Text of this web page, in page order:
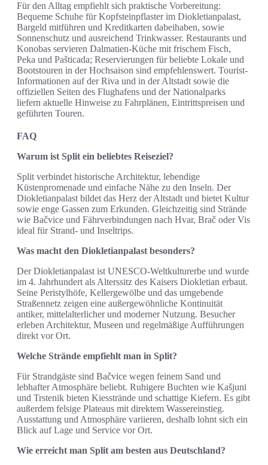
Für den Alltag empfiehlt sich praktische Vorbereitung:
Bequeme Schuhe für Kopfsteinpflaster im Diokletianpalast,
Bargeld mitführen und Kreditkarten dabeihaben, sowie
Sonnenschutz und ausreichend Trinkwasser. Restaurants und
Konobas servieren Dalmatien‑Küche mit frischem Fisch,
Peka und Pašticada; Reservierungen für beliebte Lokale und
Bootstouren in der Hochsaison sind empfehlenswert. Tourist-
Informationen auf der Riva und in der Altstadt sowie die
offiziellen Seiten des Flughafens und der Nationalparks
liefern aktuelle Hinweise zu Fahrplänen, Eintrittspreisen und
geführten Touren.
FAQ
Warum ist Split ein beliebtes Reiseziel?
Split verbindet historische Architektur, lebendige
Küstenpromenade und einfache Nähe zu den Inseln. Der
Diokletianpalast bildet das Herz der Altstadt und bietet Kultur
sowie enge Gassen zum Erkunden. Gleichzeitig sind Strände
wie Bačvice und Fährverbindungen nach Hvar, Brač oder Vis
ideal für Strand- und Inseltrips.
Was macht den Diokletianpalast besonders?
Der Diokletianpalast ist UNESCO-Weltkulturerbe und wurde
im 4. Jahrhundert als Alterssitz des Kaisers Diokletian erbaut.
Seine Peristylhöfe, Kellergewölbe und das umgebende
Straßennetz zeigen eine außergewöhnliche Kontinuität
antiker, mittelalterlicher und moderner Nutzung. Besucher
erleben Architektur, Museen und regelmäßige Aufführungen
direkt vor Ort.
Welche Strände empfiehlt man in Split?
Für Strandgäste sind Bačvice wegen feinem Sand und
lebhafter Atmosphäre beliebt. Ruhigere Buchten wie Kašjuni
und Trstenik bieten Kiesstrände und schattige Kiefern. Es gibt
außerdem felsige Plateaus mit direktem Wassereinstieg.
Ausstattung und Atmosphäre variieren, deshalb lohnt sich ein
Blick auf Lage und Service vor Ort.
Wie erreicht man Split am besten aus Deutschland?